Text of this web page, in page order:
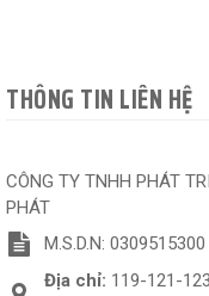
THÔNG TIN LIÊN HỆ
CÔNG TY TNHH PHÁT
PHÁT
M.S.D.N: 0309515300
Địa chỉ: 119-121-